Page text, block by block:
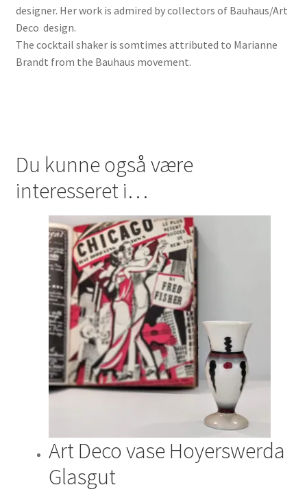
designer. Her work is admired by collectors of Bauhaus/Art
Deco design.
The cocktail shaker is somtimes attributed to Marianne
Brandt from the Bauhaus movement.
Du kunne også være
interesseret i…
Art Deco vase Hoyerswerda
Glasgut